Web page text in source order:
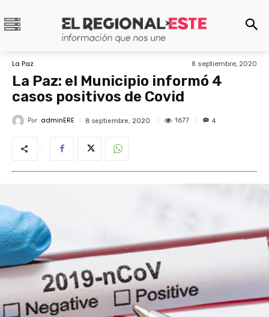
La Paz 8 septiembre, 2020
La Paz: el Municipio informó 4
casos positivos de Covid
Por adminERE 8 septiembre, 2020 1677 4